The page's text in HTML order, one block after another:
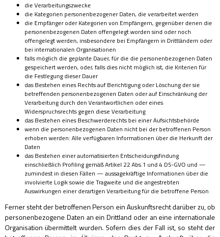
die Verarbeitungszwecke
die Kategorien personenbezogener Daten, die verarbeitet werden
die Empfänger oder Kategorien von Empfängern, gegenüber denen die
personenbezogenen Daten offengelegt worden sind oder noch
offengelegt werden, insbesondere bei Empfängern in Drittländern oder
bei internationalen Organisationen
falls möglich die geplante Dauer, für die die personenbezogenen Daten
gespeichert werden, oder, falls dies nicht möglich ist, die Kriterien für
die Festlegung dieser Dauer
das Bestehen eines Rechts auf Berichtigung oder Löschung der sie
betreffenden personenbezogenen Daten oder auf Einschränkung der
Verarbeitung durch den Verantwortlichen oder eines
Widerspruchsrechts gegen diese Verarbeitung
das Bestehen eines Beschwerderechts bei einer Aufsichtsbehörde
wenn die personenbezogenen Daten nicht bei der betroffenen Person
erhoben werden: Alle verfügbaren Informationen über die Herkunft der
Daten
das Bestehen einer automatisierten Entscheidungsfindung
einschließlich Profiling gemäß Artikel 22 Abs.1 und 4 DS-GVO und —
zumindest in diesen Fällen — aussagekräftige Informationen über die
involvierte Logik sowie die Tragweite und die angestrebten
Auswirkungen einer derartigen Verarbeitung für die betroffene Person
Ferner steht der betroffenen Person ein Auskunftsrecht darüber zu, ob
personenbezogene Daten an ein Drittland oder an eine internationale
Organisation übermittelt wurden. Sofern dies der Fall ist, so steht der